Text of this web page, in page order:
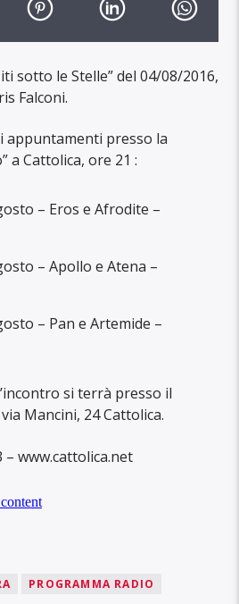
sotto le Stelle” del 04/08/2016,
Falconi.
appuntamenti presso la
a Cattolica, ore 21 :
– Eros e Afrodite –
– Apollo e Atena –
– Pan e Artemide –
si terrà presso il
Mancini, 24 Cattolica.
– www.cattolica.net
PROGRAMMA RADIO